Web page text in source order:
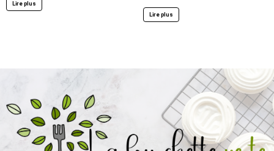
Lire plus
Lire plus